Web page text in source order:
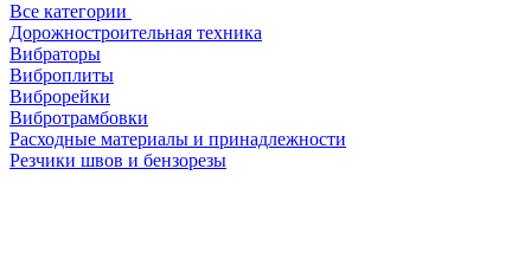
Все категории
Дорожностроительная техника
Вибраторы
Виброплиты
Виброрейки
Вибротрамбовки
Расходные материалы и принадлежности
Резчики швов и бензорезы